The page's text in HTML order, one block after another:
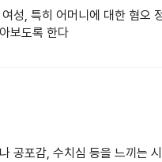
성, 특히 어머니에 대한 혐오
보도록 한다
공포감, 수치심 등을 느끼는